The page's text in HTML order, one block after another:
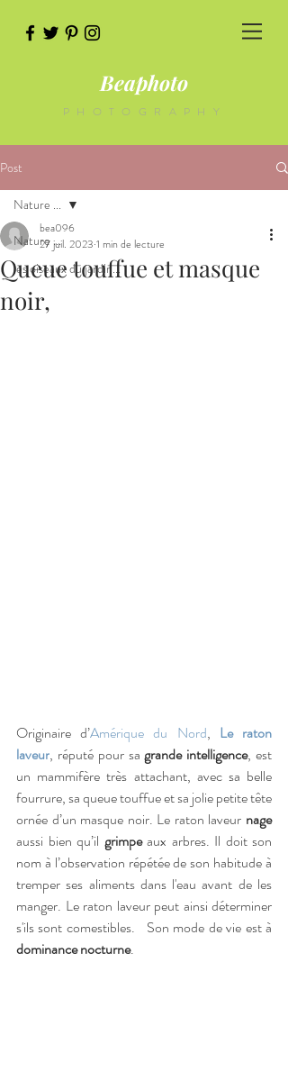
Beaphoto
PHOTOGRAPHY
Post
Nature ...
les oiseaux du jardin...
Nature ...
Queue touffue et masque
noir,
bea096
27 juil. 2023 1 min de lecture
Originaire d’Amérique du Nord, Le raton
laveur, réputé pour sa grande intelligence, est
un mammifère très attachant, avec sa belle
fourrure, sa queue touffue et sa jolie petite tête
ornée d’un masque noir. Le raton laveur nage
aussi bien qu’il grimpe aux arbres. Il doit son
nom à l’observation répétée de son habitude à
tremper ses aliments dans l'eau avant de les
manger. Le raton laveur peut ainsi déterminer
dominance nocturne.